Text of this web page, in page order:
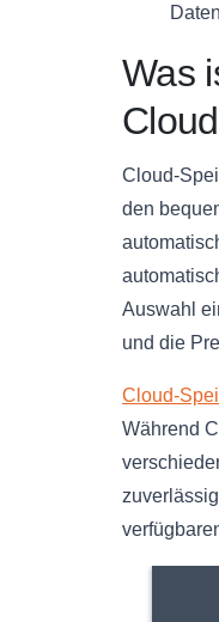
Was
Cloud-
den
Auswahl
und die
Cloud-
Während